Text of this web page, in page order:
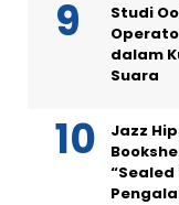
Studi
dalam
Suara
Jazz